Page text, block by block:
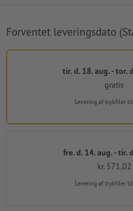
Forventet leveringsdato
tir. d. 18. aug. - tor.
gratis
Levering af trykfiler
fre. d. 14. aug. - tir.
kr. 571,02
Levering af trykfiler